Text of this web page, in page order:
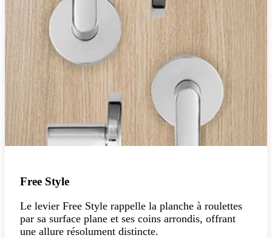
Free Style
Le levier Free Style rappelle la planche à roulettes
par sa surface plane et ses coins arrondis, offrant
une allure résolument distincte.